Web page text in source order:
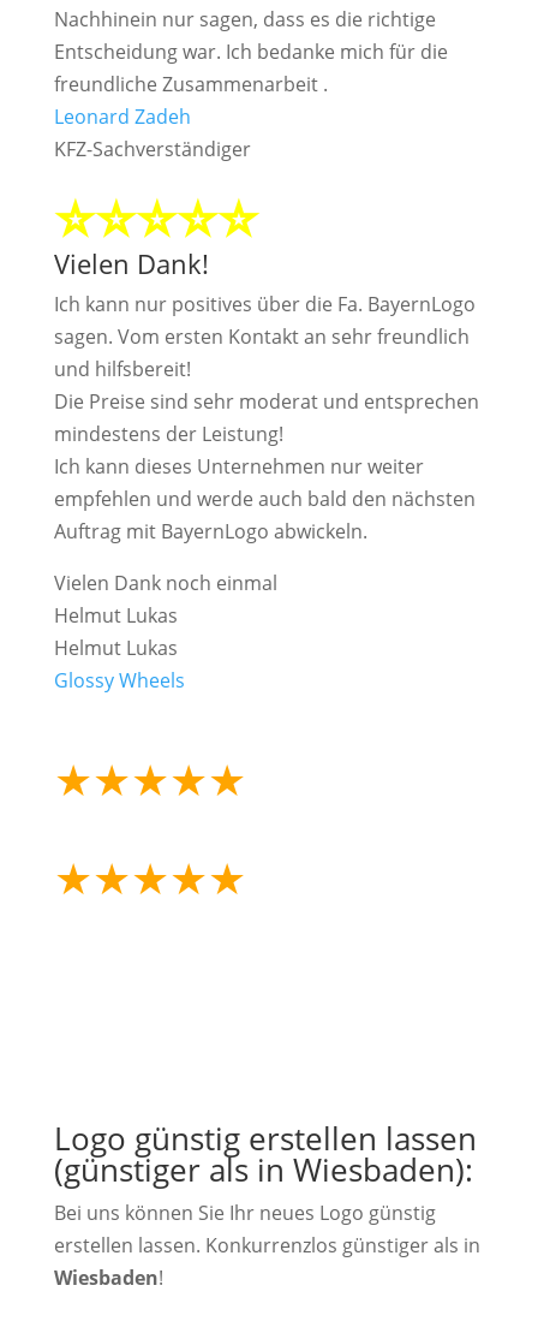
Nachhinein nur sagen, dass es die richtige
Entscheidung war. Ich bedanke mich für die
freundliche Zusammenarbeit .
Leonard Zadeh
KFZ-Sachverständiger
⭐⭐⭐⭐⭐
Vielen Dank!
Ich kann nur positives über die Fa. BayernLogo
sagen. Vom ersten Kontakt an sehr freundlich
und hilfsbereit!
Die Preise sind sehr moderat und entsprechen
mindestens der Leistung!
Ich kann dieses Unternehmen nur weiter
empfehlen und werde auch bald den nächsten
Auftrag mit BayernLogo abwickeln.
Vielen Dank noch einmal
Helmut Lukas
Helmut Lukas
Glossy Wheels
★★★★★
★★★★★
Logo günstig erstellen lassen
(günstiger als in Wiesbaden):
Bei uns können Sie Ihr neues Logo günstig
erstellen lassen. Konkurrenzlos günstiger als in
Wiesbaden!